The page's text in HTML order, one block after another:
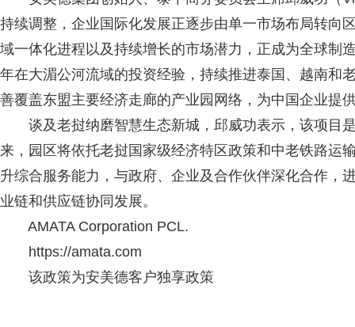
持续调整，企业国际化发展正逐步由单一市场布局转向
域一体化进程以及持续增长的市场潜力，正成为全球制
年在大湄公河流域的投资经验，持续推进泰国、越南和
善覆盖东盟主要经济走廊的产业园网络，为中国企业提
谈及老挝纳磨智慧生态新城，邱威功表示，该项目
来，园区将依托老挝国家级经济特区政策和中老铁路运
升综合服务能力，与政府、企业及合作伙伴深化合作，
业链和供应链协同发展。
AMATA Corporation PCL.
https://amata.com
该政策为安美德客户独享政策